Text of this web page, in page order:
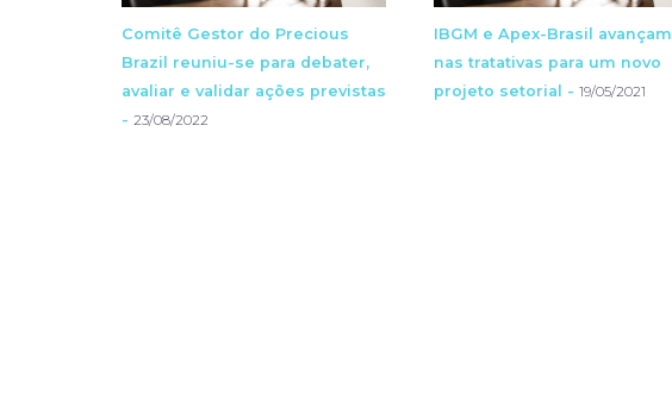
Comitê Gestor do Precious
Brazil reuniu-se para debater,
avaliar e validar ações previstas
- 23/08/2022
IBGM e Apex-Brasil avançam
nas tratativas para um novo
projeto setorial -19/05/2021